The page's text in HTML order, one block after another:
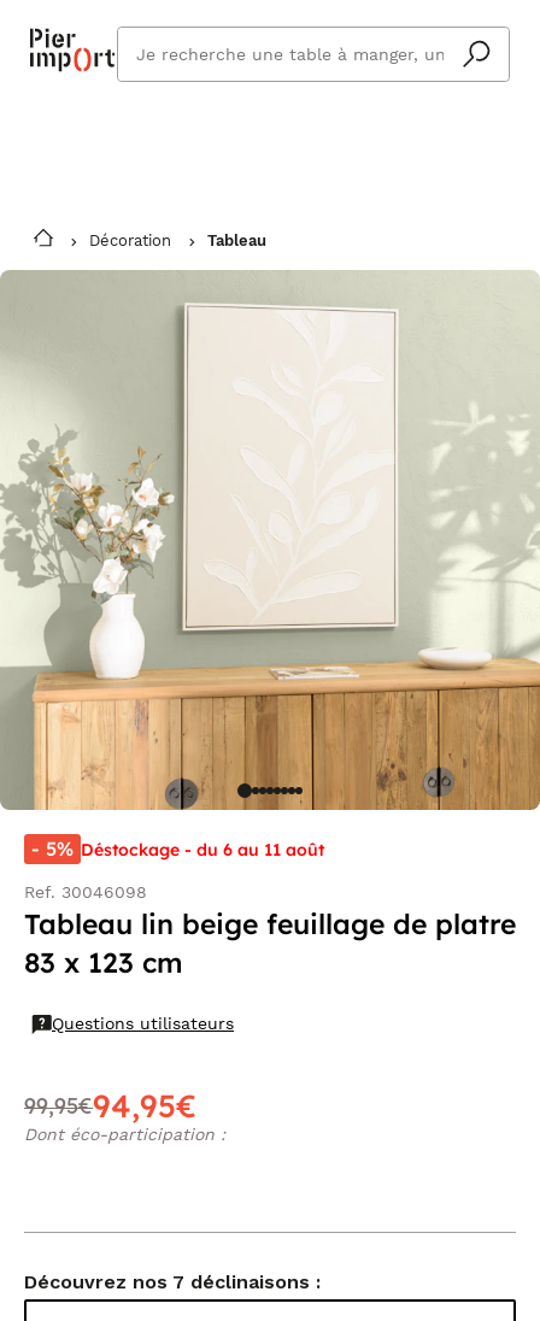
Vous êtes absent ? Pier Import s'adapte
et vous livre à votre retour.
En savoir plus
cherchez
vous ?
Décoration Tableau
- 5% Déstockage - du 6 au 11 août
Ref. 30046098
Tableau lin beige feuillage de platre
83 x 123 cm
Questions utilisateurs
99,95€94,95€
Dont éco-participation :
Découvrez nos 7 déclinaisons :